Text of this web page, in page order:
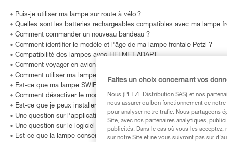
Puis-je utiliser ma lampe sur route à vélo ?
Quelles sont les batteries rechargeables compatibles avec ma lampe
Comment commander un nouveau bandeau ?
Comment identifier le modèle et l'âge de ma lampe frontale Petzl ?
Compatibilité des lampes avec HELMET ADAPT
Comment voyager en avion avec une lampe frontale ?
Comment utiliser ma lampe dans le brouillard ?
Est-ce que ma lampe SWIFT RL est compatible avec l'accessoire BIKE
Comment désactiver le mode Boost sur ma lampe frontale SWIFT RL ?
Est-ce que je peux installer une lampe frontale sur mon vélo ?
Une question sur l'application MyPetzl Light ?
Une question sur le logiciel OS by Petzl ?
Est-ce que la lampe conserve les mêmes performances à très basse
Faites un choix concernant vos
Nous (PETZL Distribution SAS) et nos
nous assurer du bon fonctionnement de
pour analyser notre trafic. Nous partageons
Site, avec nos partenaires analytiques,
publicités. Dans le cas où vous les
sur notre Site et ne vous suivront pas sur